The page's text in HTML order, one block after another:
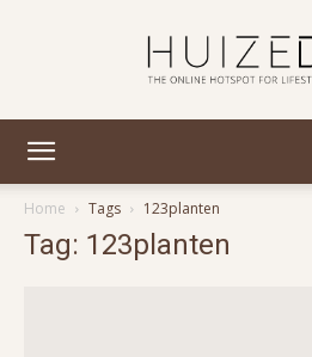
Home
Tags 123planten
Tag: 123planten